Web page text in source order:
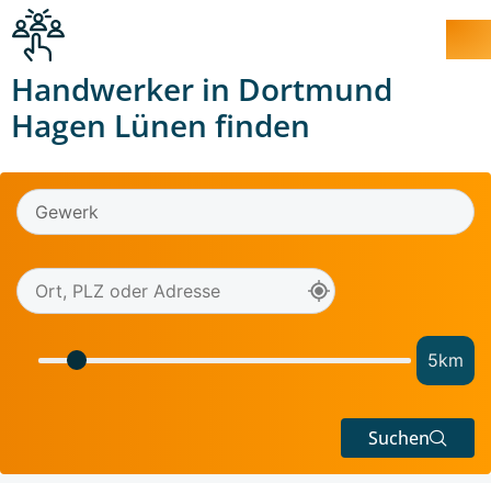
Handwerker in Dortmund
Hagen Lünen finden
5km
Suchen